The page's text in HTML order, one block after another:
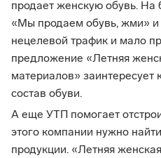
продает женскую обувь. На
«Мы продаем обувь, жми» и
нецелевой трафик и мало
предложение «Летняя
материалов» заинтересует
состав обуви.
А еще УТП помогает
этого компании нужно
продукции. «Летняя